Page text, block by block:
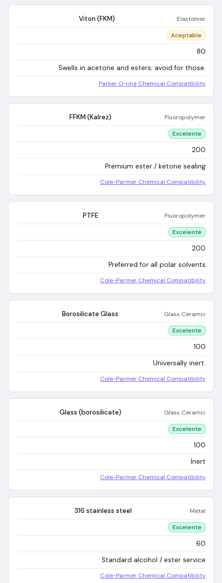
Viton (FKM) Elastomer
Aceptable
80
Swells in acetone and esters; avoid for those.
Parker O-ring Chemical Compatibility
FFKM (Kalrez) Fluoropolymer
Excelente
200
Premium ester / ketone sealing
Cole-Parmer Chemical Compatibility
PTFE Fluoropolymer
Excelente
200
Preferred for all polar solvents
Cole-Parmer Chemical Compatibility
Borosilicate Glass Glass Ceramic
Excelente
100
Universally inert.
Cole-Parmer Chemical Compatibility
Glass (borosilicate) Glass Ceramic
Excelente
100
Inert
Cole-Parmer Chemical Compatibility
316 stainless steel Metal
Excelente
60
Standard alcohol / ester service
Cole-Parmer Chemical Compatibility